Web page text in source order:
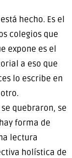
hecho. Es el
colegios que
expone es el
a eso que
lo escribe en
quebraron, se
forma de
lectura
holística de